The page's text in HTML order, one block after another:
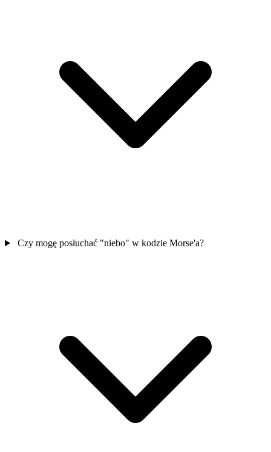
Czy mogę posłuchać "niebo" w kodzie Morse'a?